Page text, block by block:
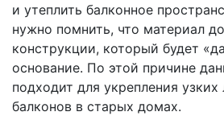
и утеплить балконное
нужно помнить, что материал
конструкции, который будет
основание. По этой причине
подходит для укрепления
балконов в старых домах.